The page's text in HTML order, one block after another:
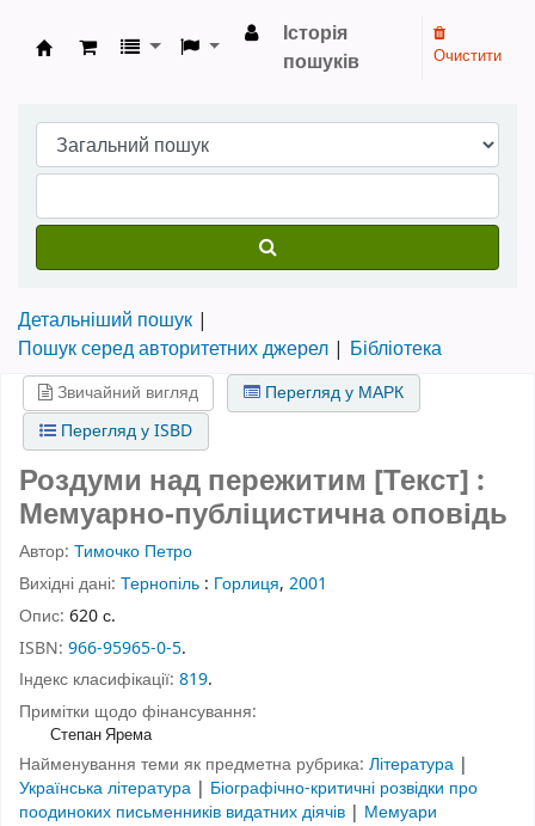
Бібліотека НТШ › Електронний каталог
Історія
пошуків
Очистити
Детальніший пошук
Пошук серед авторитетних джерел
Бібліотека
Звичайний вигляд
Перегляд у МАРК
Перегляд у ISBD
Роздуми над пережитим [Текст] :
Мемуарно-публіцистична оповідь
Автор: Тимочко Петро
Вихідні дані: Тернопіль : Горлиця, 2001
Опис: 620 с.
ISBN: 966-95965-0-5.
Індекс класифікації: 819.
Примітки щодо фінансування:
Степан Ярема
Найменування теми як предметна рубрика: Література |
Українська література | Біографічно-критичні розвідки про
поодиноких письменників видатних діячів | Мемуари